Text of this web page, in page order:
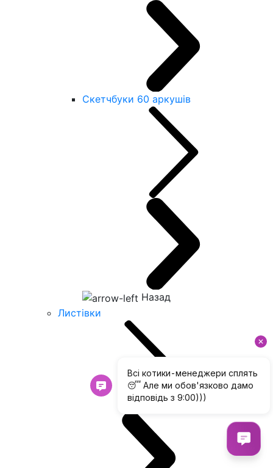
Скетчбуки 60 аркушів
Назад
Листівки